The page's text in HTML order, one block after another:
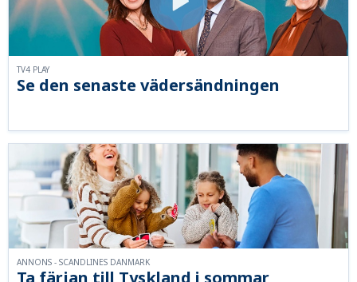
Se den senaste vädersändningen
TV4 PLAY
ANNONS - SCANDLINES DANMARK